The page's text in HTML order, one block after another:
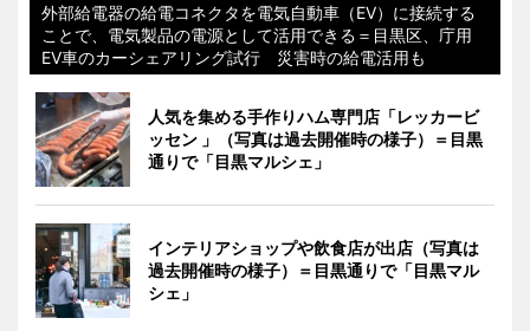
外部給電器の給電コネクタを電気自動車（EV）に接続する
ことで、電気製品の電源として活用できる＝目黒区、庁用
EV車のカーシェアリング試行 災害時の給電活用も
人気を集める手作りハム専門店「レッカービ
ッセン 」（写真は過去開催時の様子）＝目黒
通りで「目黒マルシェ」
インテリアショップや飲食店が出店（写真は
過去開催時の様子）＝目黒通りで「目黒マル
シェ」